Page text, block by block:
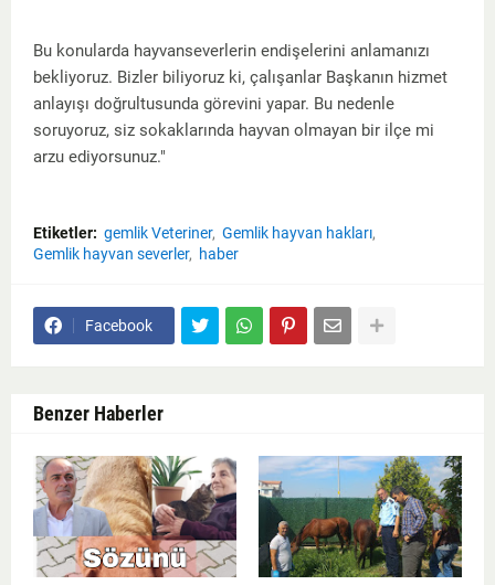
Bu konularda hayvanseverlerin endişelerini anlamanızı
bekliyoruz. Bizler biliyoruz ki, çalışanlar Başkanın hizmet
anlayışı doğrultusunda görevini yapar. Bu nedenle
soruyoruz, siz sokaklarında hayvan olmayan bir ilçe mi
arzu ediyorsunuz."
Etiketler: gemlik Veteriner Gemlik hayvan hakları
Gemlik hayvan severler
haber
Facebook
Benzer Haberler